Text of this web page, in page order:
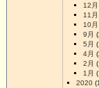
12月
11月
10月
9月
5月
4月
2月
1月
2020